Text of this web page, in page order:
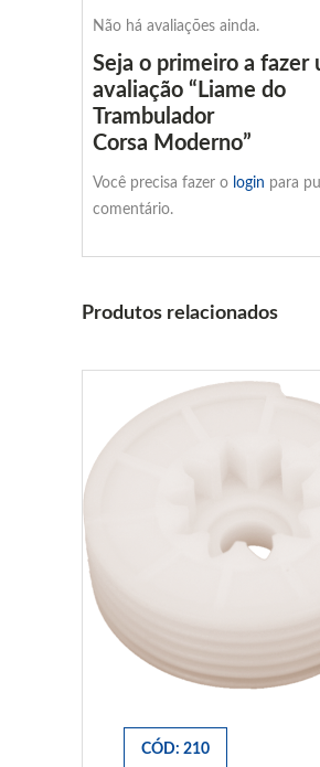
Não há avaliações ainda.
Seja o primeiro a fazer
avaliação “Liame do
Trambulador
Corsa Moderno”
Você precisa fazer o login para
comentário.
Produtos relacionados
CÓD: 210